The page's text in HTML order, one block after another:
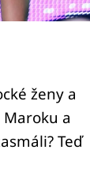
ženy a
a
Teď